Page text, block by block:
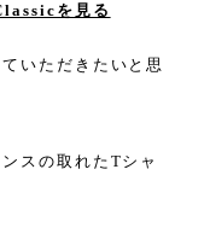
を見る
いただきたいと思
スの取れたTシャ